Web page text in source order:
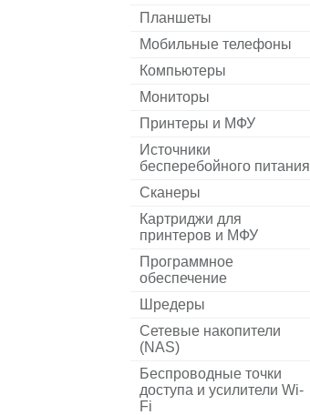
Планшеты
Мобильные телефоны
Компьютеры
Мониторы
Принтеры и МФУ
Источники
бесперебойного питания
Сканеры
Картриджи для
принтеров и МФУ
Программное
обеспечение
Шредеры
Сетевые накопители
(NAS)
Беспроводные точки
доступа и усилители Wi-
Fi